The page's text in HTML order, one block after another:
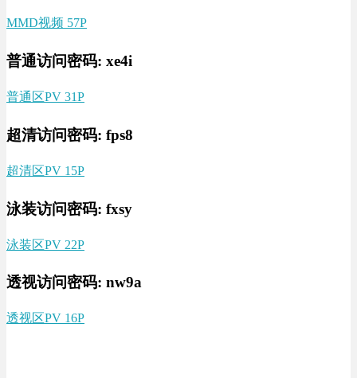
MMD视频 57P
普通访问密码: xe4i
普通区PV 31P
超清访问密码: fps8
超清区PV 15P
泳装访问密码: fxsy
泳装区PV 22P
透视访问密码: nw9a
透视区PV 16P